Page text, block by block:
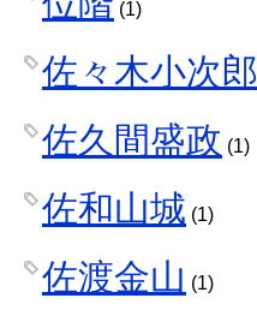
(1)
佐々木小次郎
佐久間盛政 (1)
佐和山城 (1)
佐渡金山 (1)